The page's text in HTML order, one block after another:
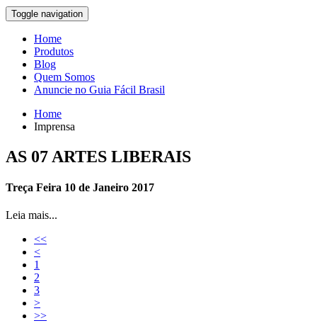
Toggle navigation
Home
Produtos
Blog
Quem Somos
Anuncie no Guia Fácil Brasil
Home
Imprensa
AS 07 ARTES LIBERAIS
Treça Feira 10 de Janeiro 2017
Leia mais...
<<
<
1
2
3
>
>>